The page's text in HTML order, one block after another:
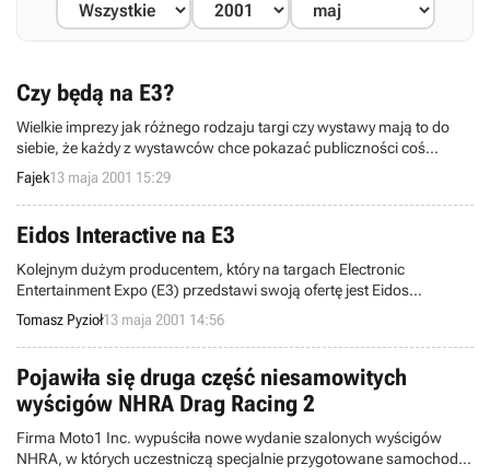
Czy będą na E3?
Wielkie imprezy jak różnego rodzaju targi czy wystawy mają to do
siebie, że każdy z wystawców chce pokazać publiczności coś
zaskakującegi i niespodziweanego. I nie ważne czy chodzi tu o nowy
model samochodu czy też o grę komputerową.
Fajek13 maja 2001 15:29
Eidos Interactive na E3
Kolejnym dużym producentem, który na targach Electronic
Entertainment Expo (E3) przedstawi swoją ofertę jest Eidos
Interactive. Zapowiada on kilka nowych tytułów z Crystal Dynamics,
producenta takich gier jak Gex czy Soul Reaver, Core Design, twórcy
serii Tomb Raider, Ion Storm, który zrobił kapitalnego Deus Ex, oraz
hiszpańskiego Pyro Studio, znanego z taktycznej strategii
Commandos.
Tomasz Pyzioł13 maja 2001 14:56
Pojawiła się druga część niesamowitych
wyścigów NHRA Drag Racing 2
Firma Moto1 Inc. wypuściła nowe wydanie szalonych wyścigów
NHRA, w których uczestniczą specjalnie przygotowane samochody